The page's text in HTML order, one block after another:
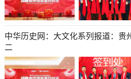
中华历史网：大文化系列报道：贵
二